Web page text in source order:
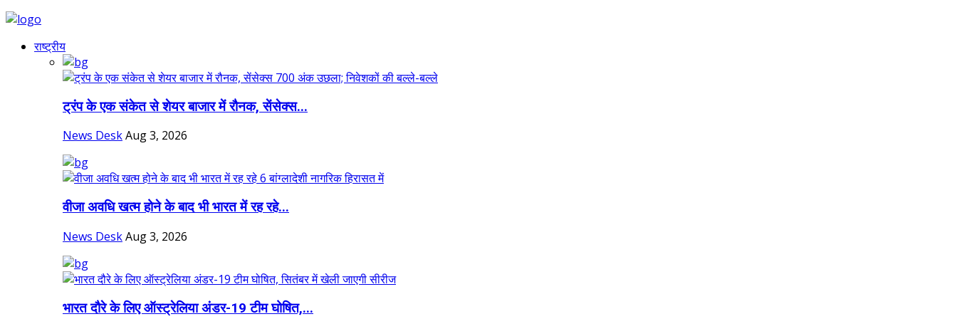
राष्ट्रीय
ट्रंप के एक संकेत से शेयर बाजार में रौनक, सेंसेक्स...
News DeskAug 3, 2026
वीजा अवधि खत्म होने के बाद भी भारत में रह रहे...
News DeskAug 3, 2026
भारत दौरे के लिए ऑस्ट्रेलिया अंडर-19 टीम घोषित,...